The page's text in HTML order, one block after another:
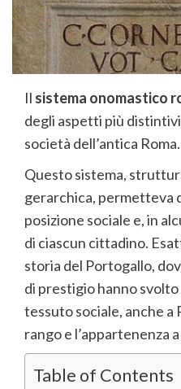
Il sistema onomastico
degli aspetti più
società dell’antica Roma.
Questo sistema,
gerarchica, permetteva
posizione sociale e, in
di ciascun cittadino.
storia del Portogallo,
di prestigio hanno
tessuto sociale, anche a
rango e l’appartenenza
Table of Contents